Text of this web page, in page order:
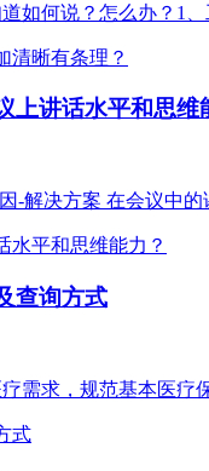
如何说？怎么办？1
上讲话水平和思维
-解决方案 在会议中
查询方式
需求，规范基本医疗